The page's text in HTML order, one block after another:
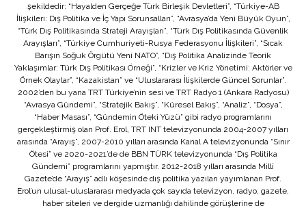
şekildedir: “Hayalden Gerçeğe Türk Birleşik Devletleri”, “Türkiye-AB
İlişkileri: Dış Politika ve İç Yapı Sorunsalları”, “Avrasya’da Yeni Büyük Oyun”,
“Türk Dış Politikasında Strateji Arayışları”, “Türk Dış Politikasında Güvenlik
Arayışları”, “Türkiye Cumhuriyeti-Rusya Federasyonu İlişkileri”, “Sıcak
Barışın Soğuk Örgütü Yeni NATO”, “Dış Politika Analizinde Teorik
Yaklaşımlar: Türk Dış Politikası Örneği”, “Krizler ve Kriz Yönetimi: Aktörler ve
Örnek Olaylar”, “Kazakistan” ve “Uluslararası İlişkilerde Güncel Sorunlar”.
2002’den bu yana TRT Türkiye’nin sesi ve TRT Radyo 1 (Ankara Radyosu)
“Avrasya Gündemi”, “Stratejik Bakış”, “Küresel Bakış”, “Analiz”, “Dosya”,
“Haber Masası”, “Gündemin Öteki Yüzü” gibi radyo programlarını
gerçekleştirmiş olan Prof. Erol, TRT INT televizyonunda 2004-2007 yılları
arasında “Arayış”, 2007-2010 yılları arasında Kanal A televizyonunda “Sınır
Ötesi” ve 2020-2021’de de BBN TÜRK televizyonunda “Dış Politika
Gündemi” programlarını yapmıştır. 2012-2018 yılları arasında Millî
Gazete’de “Arayış” adlı köşesinde dış politika yazıları yayımlanan Prof.
Erol’un ulusal-uluslararası medyada çok sayıda televizyon, radyo, gazete,
haber siteleri ve dergide uzmanlığı dahilinde görüşlerine de